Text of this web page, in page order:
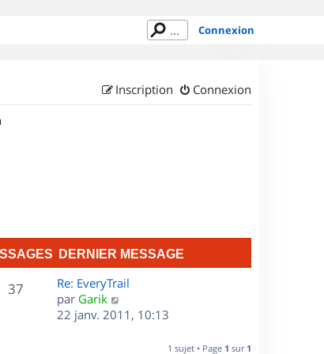
Connexion
Connexion
Inscription
DERNIER MESSAGE
37M
D
e
r
Re: EveryTrail
par Garik
o
22 janv. 2011, 10:13
1 sujet • Page 1 sur 1